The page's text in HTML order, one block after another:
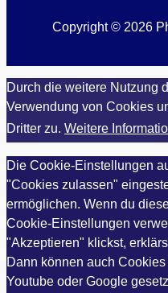
Copyright © 2026
Durch die weitere Nutzung
Verwendung von Cookies
Dritter zu. Weitere
Die Cookie-Einstellungen
"Cookies zulassen"
ermöglichen. Wenn du
Cookie-Einstellungen
"Akzeptieren" klickst,
Dann können auch
Youtube oder Google